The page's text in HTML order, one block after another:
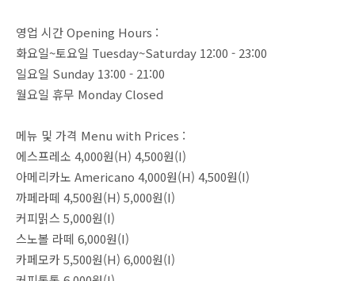
영업 시간 Opening Hours :
화요일~토요일 Tuesday~Saturday 12:00 - 23:00
일요일 Sunday 13:00 - 21:00
월요일 휴무 Monday Closed
메뉴 및 가격 Menu with Prices :
에스프레소 4,000원(H) 4,500원(I)
아메리카노 Americano 4,000원(H) 4,500원(I)
까페라떼 4,500원(H) 5,000원(I)
커피밁스 5,000원(I)
스노볼 라떼 6,000원(I)
카페모카 5,500원(H) 6,000원(I)